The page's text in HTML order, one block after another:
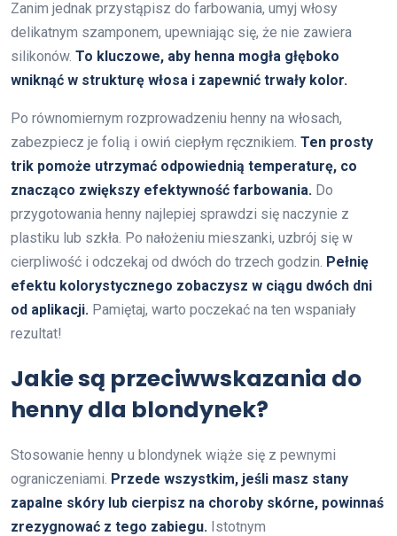
Zanim jednak przystąpisz do farbowania, umyj włosy
delikatnym szamponem, upewniając się, że nie zawiera
silikonów. To kluczowe, aby henna mogła głęboko
wniknąć w strukturę włosa i zapewnić trwały kolor.
Po równomiernym rozprowadzeniu henny na włosach,
zabezpiecz je folią i owiń ciepłym ręcznikiem. Ten prosty
trik pomoże utrzymać odpowiednią temperaturę, co
znacząco zwiększy efektywność farbowania. Do
przygotowania henny najlepiej sprawdzi się naczynie z
plastiku lub szkła. Po nałożeniu mieszanki, uzbrój się w
cierpliwość i odczekaj od dwóch do trzech godzin. Pełnię
efektu kolorystycznego zobaczysz w ciągu dwóch dni
od aplikacji. Pamiętaj, warto poczekać na ten wspaniały
rezultat!
Jakie są przeciwwskazania do
henny dla blondynek?
Stosowanie henny u blondynek wiąże się z pewnymi
ograniczeniami. Przede wszystkim, jeśli masz stany
zapalne skóry lub cierpisz na choroby skórne, powinnaś
zrezygnować z tego zabiegu. Istotnym